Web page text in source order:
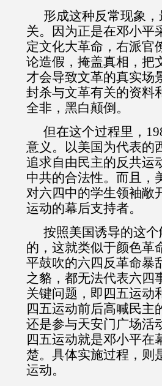
形成这种反常现象
关。因为正是在邓小平
定文化大革命，右派官
论造假，掩盖真相，把
才会导致文革的真实场
封杀与文革有关的资料
全非，黑白颠倒。
但在这个过程里，
意义。以美国为代表的
追求自由民主的反共运
中共的合法性。而且，
对六四中的学生领袖敞
运动的幕后支持者。
按照美国诱导的这
的，这就类似于颜色革
平鼓吹的六四反革命暴
之貉，都无法代表六四
关键问题，即四五运动
四五运动前后高喊民主
还是参与天安门广场活
四五运动就是邓小平在
楚。具体实施过程，则
运动。